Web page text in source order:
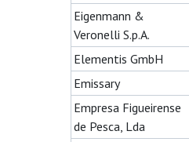
Eigenmann &
Veronelli S.p.A.
Elementis GmbH
Emissary
Empresa Figueirense
de Pesca, Lda